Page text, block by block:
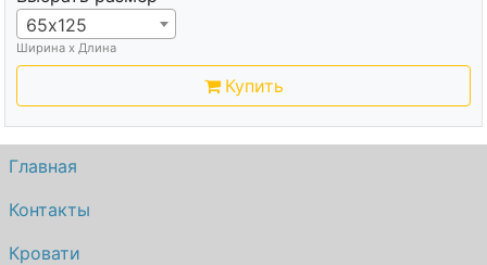
65х125
Ширина х Длина
Купить
Главная
Контакты
Кровати